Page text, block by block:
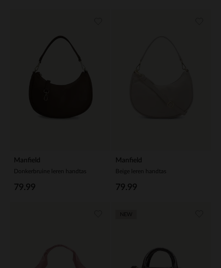
Manfield
Donkerbruine leren handtas
79.99
Manfield
Beige leren handtas
79.99